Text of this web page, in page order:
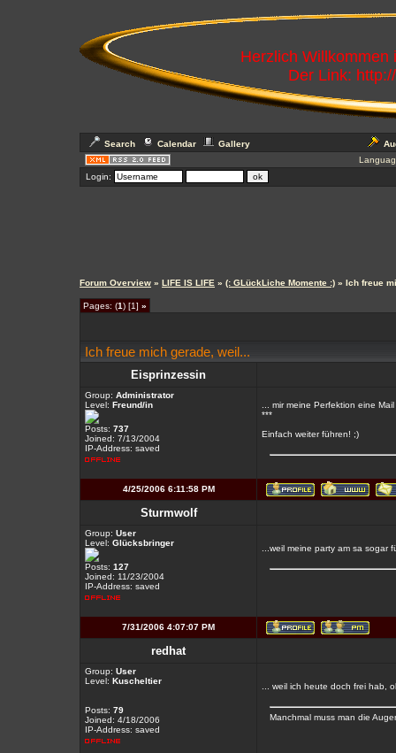
Herzlich
Der Link:
Search Calendar Gallery
Login:
Forum Overview » LIFE IS LIFE » (: GLückLiche Momente :) » Ich freue
Pages: (1) [1] »
Ich freue mich gerade, weil...
Eisprinzessin
Group: Administrator
Level: Freund/in
Posts: 737
Joined: 7/13/2004
IP-Address: saved
... mir meine Perfektion eine
***
Einfach weiter führen! ;)
4/25/2006 6:11:58 PM
Sturmwolf
Group: User
Level: Glücksbringer
Posts: 127
Joined: 11/23/2004
IP-Address: saved
...weil meine party am sa sogar
7/31/2006 4:07:07 PM
redhat
Group: User
Level: Kuscheltier
Posts: 79
Joined: 4/18/2006
IP-Address: saved
... weil ich heute doch frei hab,
Manchmal muss man die